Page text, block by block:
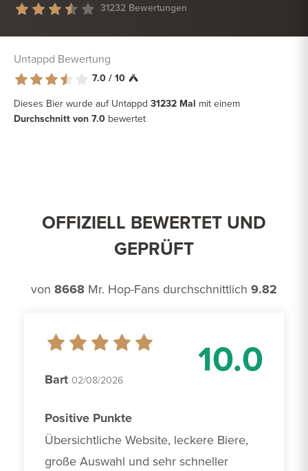
31232 Bewertungen
Untappd Bewertung
7.0 / 10
Dieses Bier wurde auf Untappd 31232 Mal mit einem
Durchschnitt von 7.0 bewertet
OFFIZIELL BEWERTET UND
GEPRÜFT
von 8668 Mr. Hop-Fans durchschnittlich 9.82
10.0
Bart 02/08/2026
Positive Punkte
Übersichtliche Website, leckere Biere,
große Auswahl und sehr schneller